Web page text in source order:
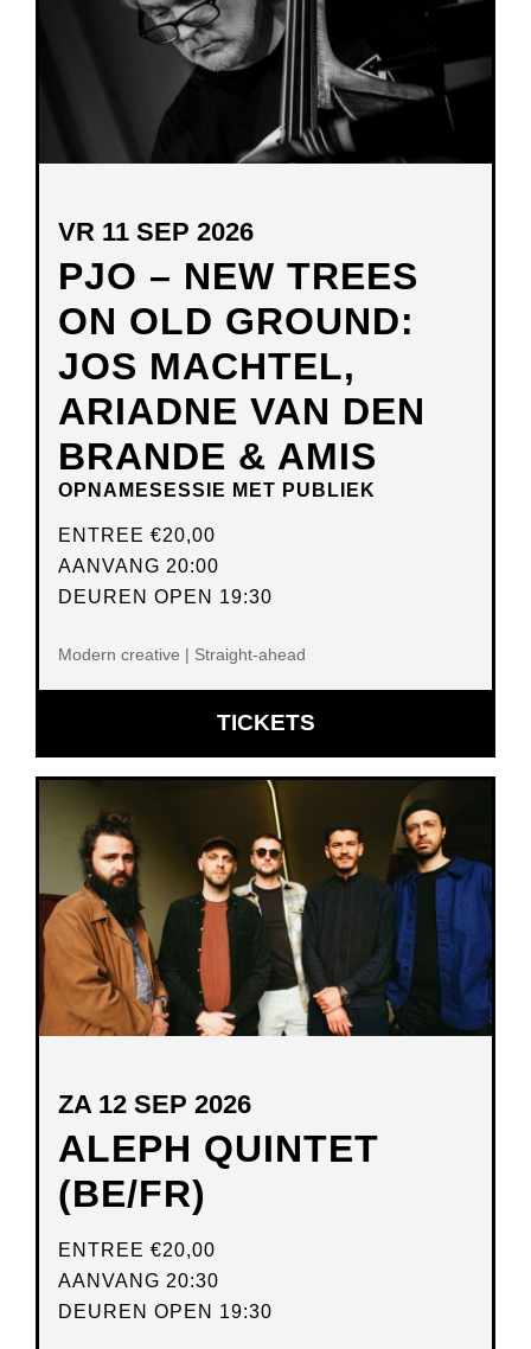
PJO – NEW TREES
ON OLD GROUND:
JOS MACHTEL,
ARIADNE VAN DEN
BRANDE & AMIS
OPNAMESESSIE MET PUBLIEK
VR 11 SEP 2026
ENTREE €20,00
AANVANG 20:00
DEUREN OPEN 19:30
Modern creative | Straight-ahead
TICKETSOPENT
IN
VENSTER
ALEPH QUINTET
(BE/FR)
ZA 12 SEP 2026
ENTREE €20,00
AANVANG 20:30
DEUREN OPEN 19:30